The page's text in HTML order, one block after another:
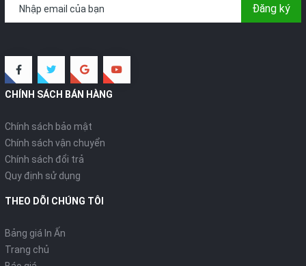
Đăng ký
CHÍNH SÁCH BÁN HÀNG
Chính sách bảo mật
Chính sách vận chuyển
Chính sách đổi trả
Quy định sử dụng
THEO DÕI CHÚNG TÔI
Bảng giá In Ấn
Trang chủ